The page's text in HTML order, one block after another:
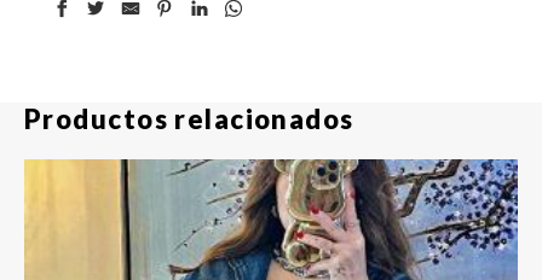
Productos relacionados